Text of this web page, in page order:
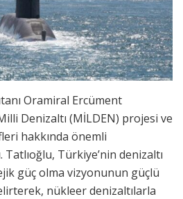
Oramiral Ercüment
Denizaltı (MİLDEN) projesi ve
hakkında önemli
Türkiye’nin denizaltı
güç olma vizyonunun güçlü
nükleer denizaltılarla